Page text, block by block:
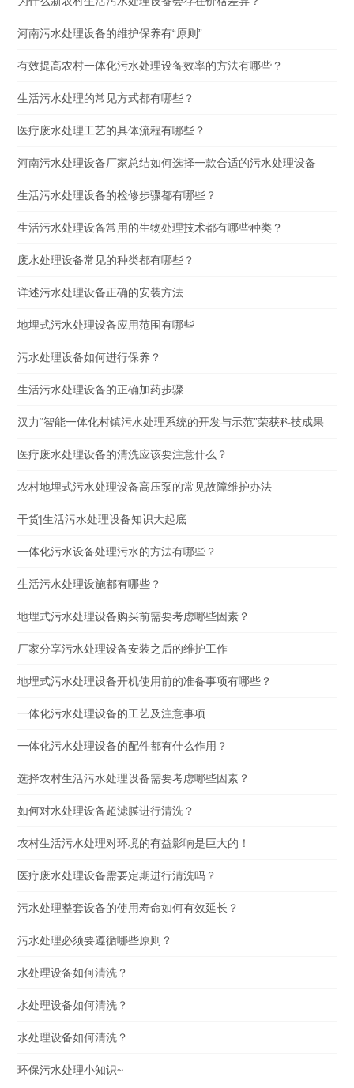
河南污水处理设备的维护保养有“原则”
有效提高农村一体化污水处理设备效率的方法有哪些？
生活污水处理的常见方式都有哪些？
医疗废水处理工艺的具体流程有哪些？
河南污水处理设备厂家总结如何选择一款合适的污水处理设备
生活污水处理设备的检修步骤都有哪些？
生活污水处理设备常用的生物处理技术都有哪些种类？
废水处理设备常见的种类都有哪些？
详述污水处理设备正确的安装方法
地埋式污水处理设备应用范围有哪些
污水处理设备如何进行保养？
生活污水处理设备的正确加药步骤
汉力“智能一体化村镇污水处理系统的开发与示范”荣获科技成果
医疗废水处理设备的清洗应该要注意什么？
农村地埋式污水处理设备高压泵的常见故障维护办法
干货|生活污水处理设备知识大起底
一体化污水设备处理污水的方法有哪些？
生活污水处理设施都有哪些？
地埋式污水处理设备购买前需要考虑哪些因素？
厂家分享污水处理设备安装之后的维护工作
地埋式污水处理设备开机使用前的准备事项有哪些？
一体化污水处理设备的工艺及注意事项
一体化污水处理设备的配件都有什么作用？
选择农村生活污水处理设备需要考虑哪些因素？
如何对水处理设备超滤膜进行清洗？
农村生活污水处理对环境的有益影响是巨大的！
医疗废水处理设备需要定期进行清洗吗？
污水处理整套设备的使用寿命如何有效延长？
污水处理必须要遵循哪些原则？
水处理设备如何清洗？
水处理设备如何清洗？
水处理设备如何清洗？
环保污水处理小知识~